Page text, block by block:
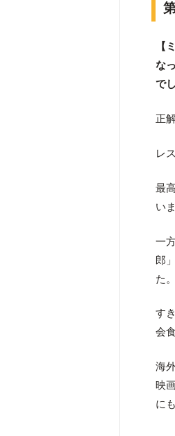
【
な
で
正
レ
最
い
一
郎
た。
す
会
海
映
に